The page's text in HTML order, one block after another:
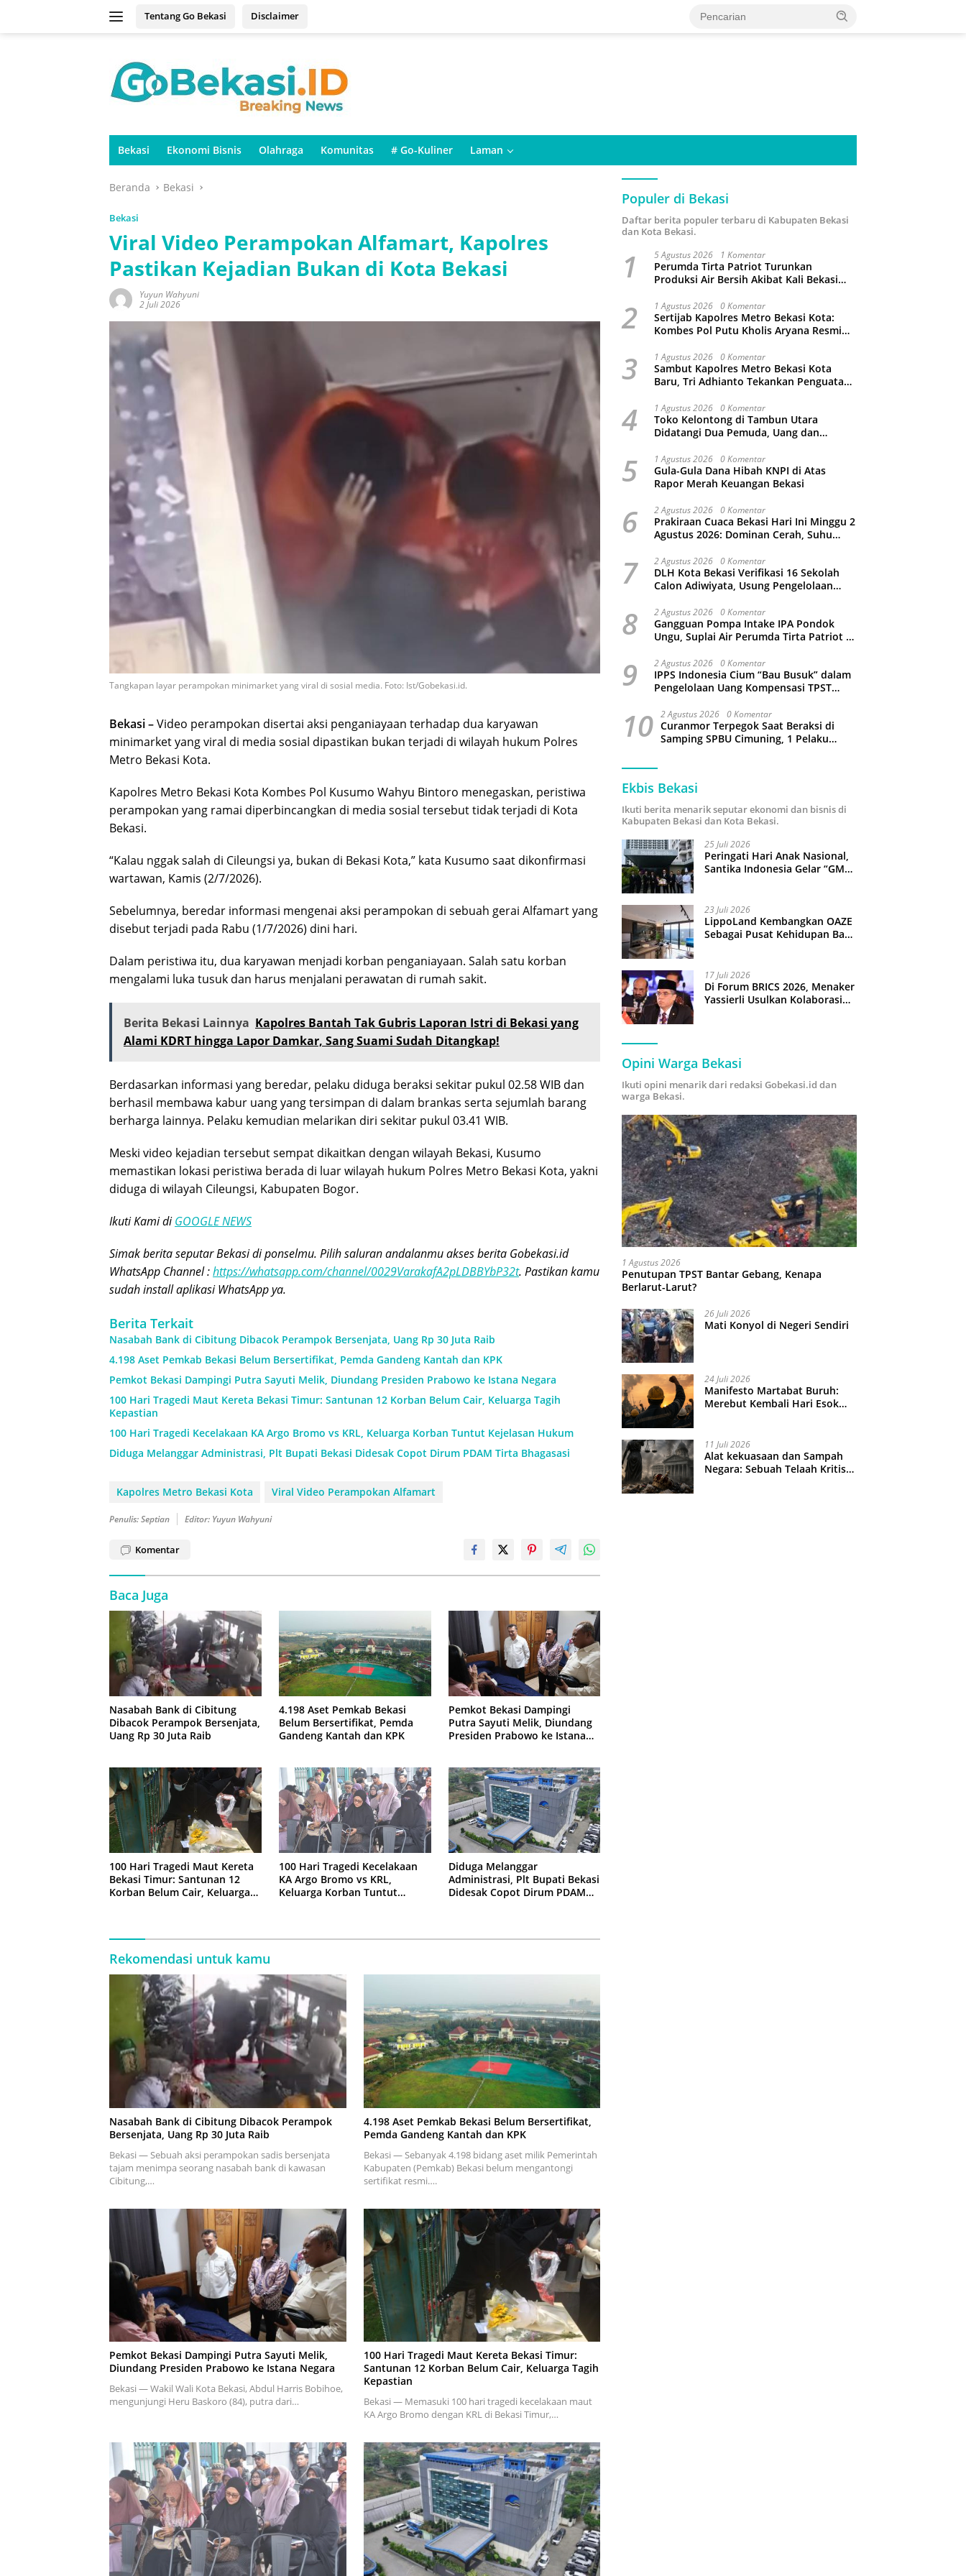
Tentang Go Bekasi Disclaimer
Bekasi Ekonomi Bisnis Olahraga Komunitas # Go-Kuliner Laman
Beranda Bekasi
Bekasi
Viral Video Perampokan Alfamart, Kapolres
Pastikan Kejadian Bukan di Kota Bekasi
Yuyun Wahyuni
2 Juli 2026
Tangkapan layar perampokan minimarket yang viral di sosial media. Foto: Ist/Gobekasi.id.
Bekasi –Video perampokan disertai aksi penganiayaan terhadap dua karyawan
minimarket yang viral di media sosial dipastikan bukan terjadi di wilayah hukum Polres
Metro Bekasi Kota.
Kapolres Metro Bekasi Kota Kombes Pol Kusumo Wahyu Bintoro menegaskan, peristiwa
perampokan yang ramai diperbincangkan di media sosial tersebut tidak terjadi di Kota
Bekasi.
“Kalau nggak salah di Cileungsi ya, bukan di Bekasi Kota,” kata Kusumo saat dikonfirmasi
wartawan, Kamis (2/7/2026).
Sebelumnya, beredar informasi mengenai aksi perampokan di sebuah gerai Alfamart yang
disebut terjadi pada Rabu (1/7/2026) dini hari.
Dalam peristiwa itu, dua karyawan menjadi korban penganiayaan. Salah satu korban
mengalami luka tusuk dan harus menjalani perawatan di rumah sakit.
Berita Bekasi Lainnya Kapolres Bantah Tak Gubris Laporan Istri di Bekasi yang
Alami KDRT hingga Lapor Damkar, Sang Suami Sudah Ditangkap!
Berdasarkan informasi yang beredar, pelaku diduga beraksi sekitar pukul 02.58 WIB dan
berhasil membawa kabur uang yang tersimpan di dalam brankas serta sejumlah barang
berharga lainnya. Pelaku kemudian melarikan diri sekitar pukul 03.41 WIB.
Meski video kejadian tersebut sempat dikaitkan dengan wilayah Bekasi, Kusumo
memastikan lokasi peristiwa berada di luar wilayah hukum Polres Metro Bekasi Kota, yakni
diduga di wilayah Cileungsi, Kabupaten Bogor.
Ikuti Kami diGOOGLE NEWS
Simak berita seputar Bekasi di ponselmu. Pilih saluran andalanmu akses berita Gobekasi.id
WhatsApp Channel :https://whatsapp.com/channel/0029VarakafA2pLDBBYbP32t. Pastikan kamu
sudah install aplikasi WhatsApp ya.
Berita Terkait
Nasabah Bank di Cibitung Dibacok Perampok Bersenjata, Uang Rp 30 Juta Raib
4.198 Aset Pemkab Bekasi Belum Bersertifikat, Pemda Gandeng Kantah dan KPK
Pemkot Bekasi Dampingi Putra Sayuti Melik, Diundang Presiden Prabowo ke Istana Negara
100 Hari Tragedi Maut Kereta Bekasi Timur: Santunan 12 Korban Belum Cair, Keluarga Tagih
Kepastian
100 Hari Tragedi Kecelakaan KA Argo Bromo vs KRL, Keluarga Korban Tuntut Kejelasan Hukum
Diduga Melanggar Administrasi, Plt Bupati Bekasi Didesak Copot Dirum PDAM Tirta Bhagasasi
Kapolres Metro Bekasi Kota Viral Video Perampokan Alfamart
Penulis: Septian Editor: Yuyun Wahyuni
Komentar
Baca Juga
Nasabah Bank di Cibitung
Dibacok Perampok Bersenjata,
Uang Rp 30 Juta Raib
4.198 Aset Pemkab Bekasi
Belum Bersertifikat, Pemda
Gandeng Kantah dan KPK
Pemkot Bekasi Dampingi
Putra Sayuti Melik, Diundang
Presiden Prabowo ke Istana
100 Hari Tragedi Maut Kereta
Bekasi Timur: Santunan 12
Korban Belum Cair, Keluarga
100 Hari Tragedi Kecelakaan
KA Argo Bromo vs KRL,
Keluarga Korban Tuntut
Diduga Melanggar
Administrasi, Plt Bupati Bekasi
Didesak Copot Dirum PDAM
Rekomendasi untuk kamu
Nasabah Bank di Cibitung Dibacok Perampok
Bersenjata, Uang Rp 30 Juta Raib
Bekasi — Sebuah aksi perampokan sadis bersenjata
tajam menimpa seorang nasabah bank di kawasan
Cibitung,…
4.198 Aset Pemkab Bekasi Belum Bersertifikat,
Pemda Gandeng Kantah dan KPK
Bekasi — Sebanyak 4.198 bidang aset milik Pemerintah
Kabupaten (Pemkab) Bekasi belum mengantongi
sertifikat resmi….
Pemkot Bekasi Dampingi Putra Sayuti Melik,
Diundang Presiden Prabowo ke Istana Negara
Bekasi — Wakil Wali Kota Bekasi, Abdul Harris Bobihoe,
mengunjungi Heru Baskoro (84), putra dari…
100 Hari Tragedi Maut Kereta Bekasi Timur:
Santunan 12 Korban Belum Cair, Keluarga Tagih
Kepastian
Bekasi — Memasuki 100 hari tragedi kecelakaan maut
KA Argo Bromo dengan KRL di Bekasi Timur,…
Populer di Bekasi
Daftar berita populer terbaru di Kabupaten Bekasi
dan Kota Bekasi.
1 5 Agustus 2026 1 Komentar
Perumda Tirta Patriot Turunkan
Produksi Air Bersih Akibat Kali Bekasi
2 1 Agustus 2026 0 Komentar
Sertijab Kapolres Metro Bekasi Kota:
Kombes Pol Putu Kholis Aryana Resmi
Bintoro
3 1 Agustus 2026 0 Komentar
Sambut Kapolres Metro Bekasi Kota
Baru, Tri Adhianto Tekankan Penguatan
4 1 Agustus 2026 0 Komentar
Toko Kelontong di Tambun Utara
Didatangi Dua Pemuda, Uang dan
5 1 Agustus 2026 0 Komentar
Gula-Gula Dana Hibah KNPI di Atas
Rapor Merah Keuangan Bekasi
6 2 Agustus 2026 0 Komentar
Prakiraan Cuaca Bekasi Hari Ini Minggu 2
Agustus 2026: Dominan Cerah, Suhu
7 2 Agustus 2026 0 Komentar
DLH Kota Bekasi Verifikasi 16 Sekolah
Calon Adiwiyata, Usung Pengelolaan
8 2 Agustus 2026 0 Komentar
Gangguan Pompa Intake IPA Pondok
Ungu, Suplai Air Perumda Tirta Patriot di
9 2 Agustus 2026 0 Komentar
IPPS Indonesia Cium “Bau Busuk” dalam
Pengelolaan Uang Kompensasi TPST
10 2 Agustus 2026 0 Komentar
Curanmor Terpegok Saat Beraksi di
Samping SPBU Cimuning, 1 Pelaku
Ekbis Bekasi
Ikuti berita menarik seputar ekonomi dan bisnis di
Kabupaten Bekasi dan Kota Bekasi.
25 Juli 2026
Peringati Hari Anak Nasional,
Santika Indonesia Gelar “GM
23 Juli 2026
LippoLand Kembangkan OAZE
Sebagai Pusat Kehidupan Baru
17 Juli 2026
Di Forum BRICS 2026, Menaker
Yassierli Usulkan Kolaborasi
Opini Warga Bekasi
Ikuti opini menarik dari redaksi Gobekasi.id dan
warga Bekasi.
1 Agustus 2026
Penutupan TPST Bantar Gebang, Kenapa
Berlarut-Larut?
26 Juli 2026
Mati Konyol di Negeri Sendiri
24 Juli 2026
Manifesto Martabat Buruh:
Merebut Kembali Hari Esok
11 Juli 2026
Alat kekuasaan dan Sampah
Negara: Sebuah Telaah Kritis